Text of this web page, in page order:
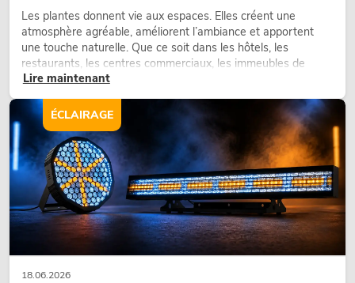
Les plantes donnent vie aux espaces. Elles créent une
atmosphère agréable, améliorent l’ambiance et apportent
une touche naturelle. Que ce soit dans les hôtels, les
restaurants, les centres commerciaux, les immeubles de
bureaux ou sur les stands d’exposition, une végétalisation de
qualité fait depuis longtemps partie intégrante des concepts
d’aménagement modernes.
Lire maintenant
18.06.2026
ÉCLAIRAGE